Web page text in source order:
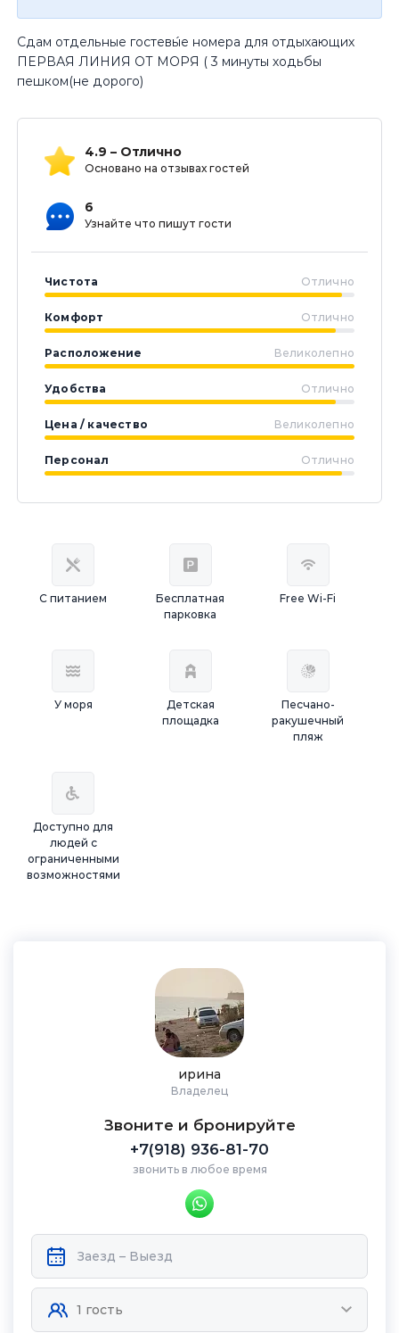
Сдам отдельные гостевы́е номера для отдыхающих
ПЕРВАЯ ЛИНИЯ ОТ МОРЯ ( 3 минуты ходьбы
пешком(не дорого)
4.9 – Отлично
Основано на отзывах гостей
6
Узнайте что пишут гости
Чистота Отлично
Комфорт Отлично
Расположение Великолепно
Удобства Отлично
Цена / качество Великолепно
Персонал Отлично
С питанием
Бесплатная
парковка
Free Wi-Fi
У моря
Детская
площадка
Песчано-
ракушечный
пляж
Доступно для
людей с
ограниченными
возможностями
ирина
Владелец
Звоните и бронируйте
+7(918) 936-81-70
звонить в любое время